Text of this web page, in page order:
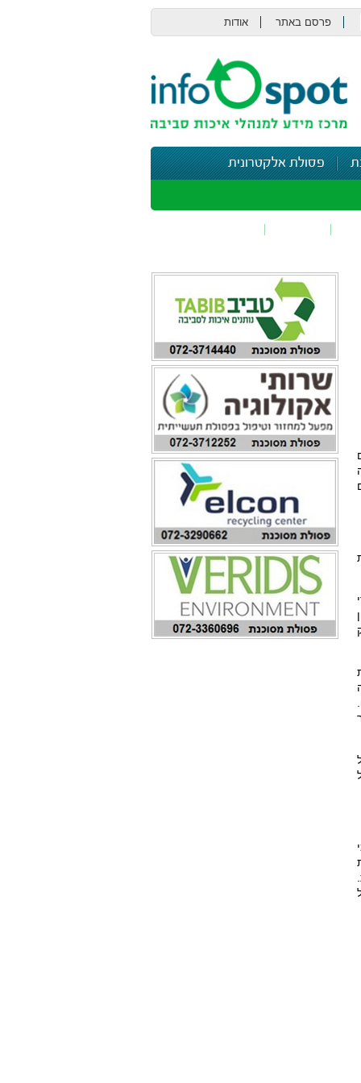
פרסם באתר אודות
פסולת אלקטרונית